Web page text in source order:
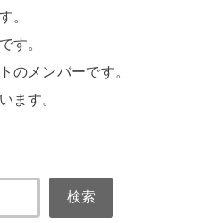
。
す。
のメンバーです。
ます。
検索